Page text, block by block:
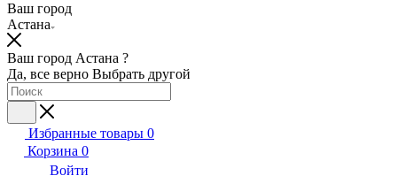
Ваш город
Астана
Ваш город Астана ?
Да, все верно Выбрать другой
Избранные товары 0
Корзина 0
Войти